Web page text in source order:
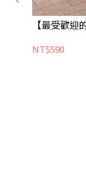
【最受歡
NT$590